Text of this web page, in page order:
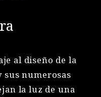
al diseño de la
sus numerosas
la luz de una